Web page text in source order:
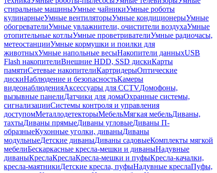
стиральные машиныУмные чайникиУмные роботы
кулинарныеУмные вентиляторыУмные кондиционерыУмные
обогревателиУмные увлажнители, очистители воздухаУмные
отопительные котлыУмные проветривателиУмные радиочасы,
метеостанцииУмные кормушки и поилки для
животныхУмные напольные весыНакопители данныхUSB
Flash накопителиВнешние HDD, SSD дискиКарты
памятиСетевые накопителиКартридерыОптические
дискиНаблюдение и безопасностьКамеры
видеонаблюденияАксессуары для CCTVДомофоны,
вызывные панелиДатчики для домаОхранные системы,
сигнализацииСистемы контроля и управления
доступомМеталлодетекторыМебельМягкая мебельДиваны,
тахтыДиваны прямыеДиваны угловыеДиваны П-
образныеКухонные уголки, диваныДиваны
модульныеДетские диваныДиваны садовыеКомплекты мягкой
мебелиБескаркасные кресла-мешки и диваныНадувные
диваныКреслаКреслаКресла-мешки и пуфыКресла-качалки,
кресла-маятникиДетские кресла, пуфыНадувные креслаПуфы,